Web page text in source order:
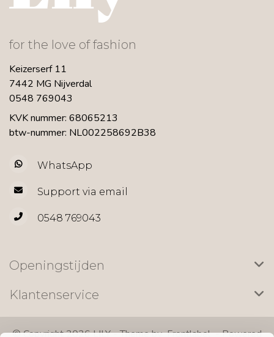
for the love of fashion
Keizerserf 11
7442 MG Nijverdal
0548 769043
KVK nummer: 68065213
btw-nummer: NL002258692B38
WhatsApp
Support via email
0548 769043
Openingstijden
Klantenservice
© Copyright 2026 LILY - Theme byFrontlabel- Powered